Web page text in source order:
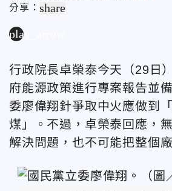
分享：share
play_arrow
行政院長卓榮泰今天（29日
府能源政策進行專案報告並
委廖偉翔針爭取中火應做到
煤」。不過，卓榮泰回應，
解決問題，也不可能把整個廠